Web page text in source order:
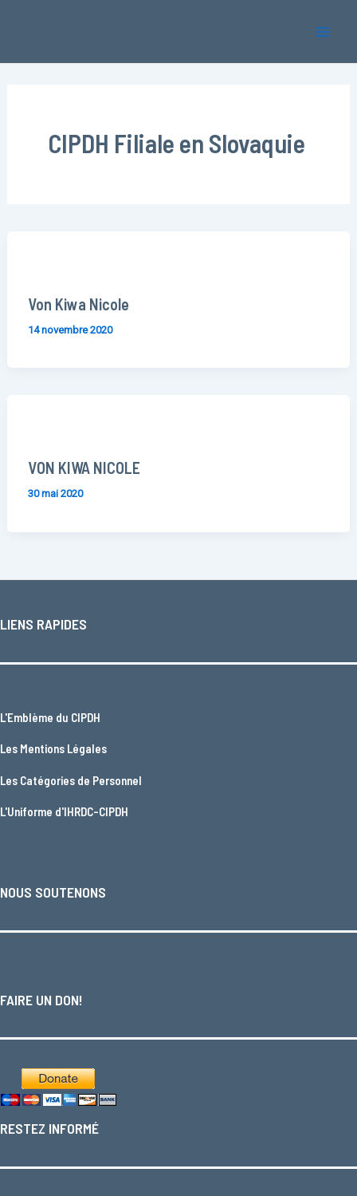
CIPDH Filiale en Slovaquie
Von Kiwa Nicole
14 novembre 2020
VON KIWA NICOLE
30 mai 2020
LIENS RAPIDES
L'Emblème du CIPDH
Les Mentions Légales
Les Catégories de Personnel
L'Uniforme d'IHRDC-CIPDH
NOUS SOUTENONS
FAIRE UN DON!
RESTEZ INFORMÉ